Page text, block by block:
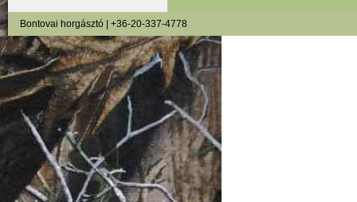
Bontovai horgásztó | +36-20-337-4778